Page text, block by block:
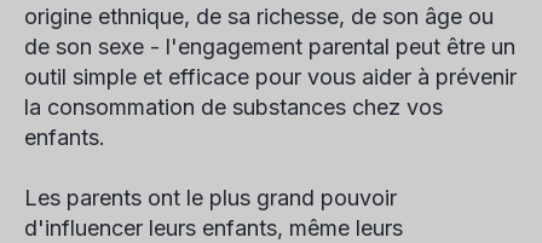
origine ethnique, de sa richesse, de son âge ou
de son sexe - l'engagement parental peut être un
outil simple et efficace pour vous aider à prévenir
la consommation de substances chez vos
enfants.
Les parents ont le plus grand pouvoir
d'influencer leurs enfants, même leurs